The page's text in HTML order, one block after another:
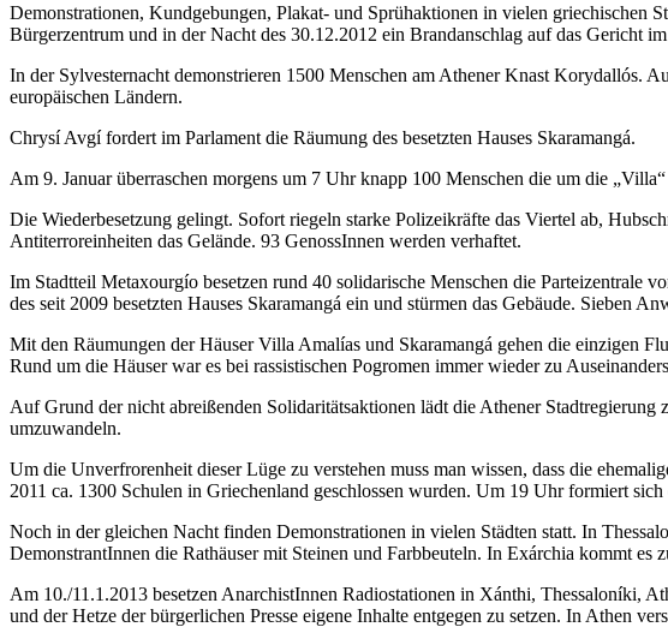
Demonstrationen, Kundgebungen, Plakat- und Sprühaktionen in vielen griechischen
Bürgerzentrum und in der Nacht des 30.12.2012 ein Brandanschlag auf das Gericht
In der Sylvesternacht demonstrieren 1500 Menschen am Athener Knast Korydallós.
europäischen Ländern.
Chrysí Avgí fordert im Parlament die Räumung des besetzten Hauses Skaramangá.
Am 9. Januar überraschen morgens um 7 Uhr knapp 100 Menschen die um die
Die Wiederbesetzung gelingt. Sofort riegeln starke Polizeikräfte das Viertel ab,
Antiterroreinheiten das Gelände. 93 GenossInnen werden verhaftet.
Im Stadtteil Metaxourgío besetzen rund 40 solidarische Menschen die
des seit 2009 besetzten Hauses Skaramangá ein und stürmen das Gebäude. Sieben
Mit den Räumungen der Häuser Villa Amalías und Skaramangá gehen die einzigen
Rund um die Häuser war es bei rassistischen Pogromen immer wieder zu
Auf Grund der nicht abreißenden Solidaritätsaktionen lädt die Athener
umzuwandeln.
Um die Unverfrorenheit dieser Lüge zu verstehen muss man wissen, dass die
2011 ca. 1300 Schulen in Griechenland geschlossen wurden. Um 19 Uhr formiert
Noch in der gleichen Nacht finden Demonstrationen in vielen Städten statt. In
DemonstrantInnen die Rathäuser mit Steinen und Farbbeuteln. In Exárchia kommt es
Am 10./11.1.2013 besetzen AnarchistInnen Radiostationen in Xánthi, Thessaloníki,
und der Hetze der bürgerlichen Presse eigene Inhalte entgegen zu setzen. In Athen